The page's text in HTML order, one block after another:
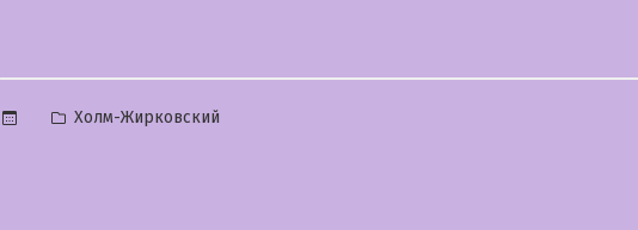
Опубликовано
Холм-Жирковский